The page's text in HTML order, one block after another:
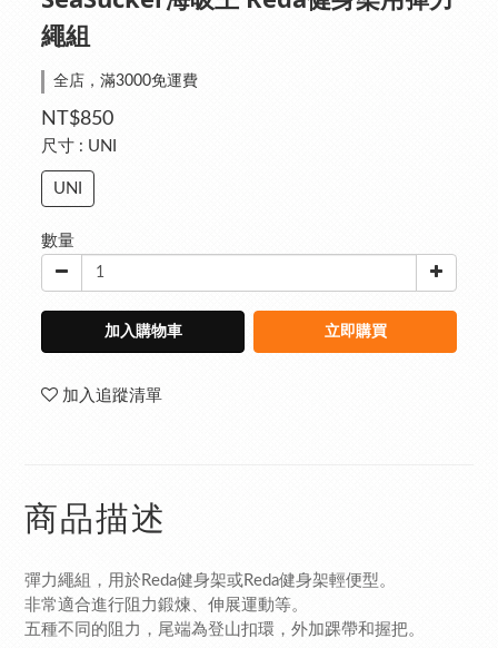
繩組
全店，滿3000免運費
NT$850
尺寸 : UNI
UNI
數量
加入購物車 立即購買
加入追蹤清單
商品描述
彈力繩組，用於Reda健身架或Reda健身架輕便型。
非常適合進行阻力鍛煉、伸展運動等。
五種不同的阻力，尾端為登山扣環，外加踝帶和握把。